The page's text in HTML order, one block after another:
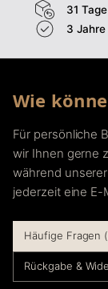
31
3
Wie
Für persönliche
wir Ihnen gerne
während
jederzeit eine E-
Häufige Fragen
Rückgabe &